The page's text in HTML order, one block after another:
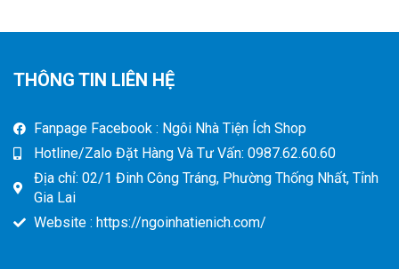
THÔNG TIN LIÊN HỆ
Fanpage Facebook : Ngôi Nhà Tiện Ích Shop
Hotline/Zalo Đặt Hàng Và Tư Vấn: 0987.62.60.60
Địa chỉ: 02/1 Đinh Công Tráng, Phường Thống Nhất, Tỉnh
Gia Lai
Website : https://ngoinhatienich.com/